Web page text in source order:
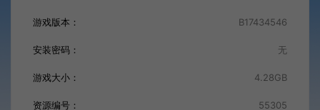
游戏版本： B17434546
安装密码： 无
游戏大小： 4.28GB
资源编号： 55305